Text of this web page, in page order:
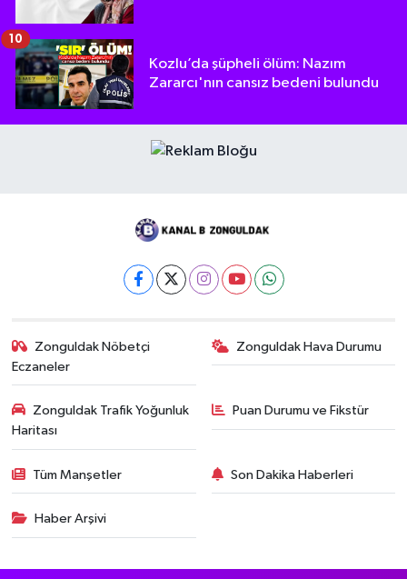
Kozlu’da şüpheli ölüm: Nazım
Zararcı'nın cansız bedeni bulundu
10
Zonguldak Nöbetçi
Eczaneler
Zonguldak Hava Durumu
Zonguldak Trafik Yoğunluk
Haritası
Puan Durumu ve Fikstür
Tüm Manşetler Son Dakika Haberleri
Haber Arşivi